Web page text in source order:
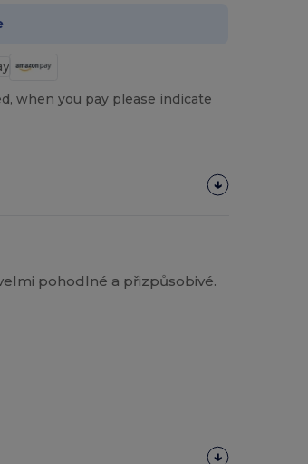
when you pay please indicate
pohodlné a přizpůsobivé.